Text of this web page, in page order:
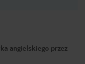
angielskiego przez